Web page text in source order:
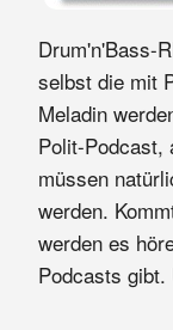
Drum'n'Bass-
selbst die mit
Meladin
Polit-Podcast,
müssen
werden.
werden es
Podcasts